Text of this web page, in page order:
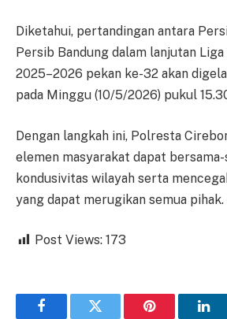
Diketahui, pertandingan antara
Persib Bandung dalam lanjutan Liga
2025–2026 pekan ke-32 akan
pada Minggu (10/5/2026) pukul
Dengan langkah ini, Polresta
elemen masyarakat dapat bersama-
kondusivitas wilayah serta
yang dapat merugikan semua pihak.
Post Views: 173